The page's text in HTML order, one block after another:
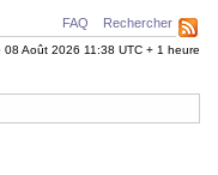
FAQ Rechercher
08 Août 2026 11:38 UTC + 1 heure